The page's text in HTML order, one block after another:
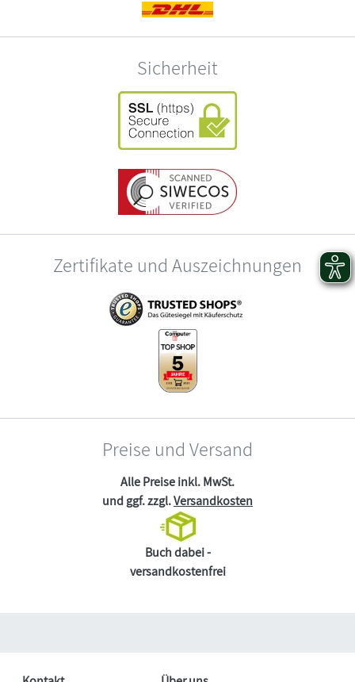
Sicherheit
Zertifikate und Auszeichnungen
Preise und Versand
Alle Preise inkl. MwSt.
und ggf. zzgl.Versandkosten
Buch dabei -
versandkostenfrei